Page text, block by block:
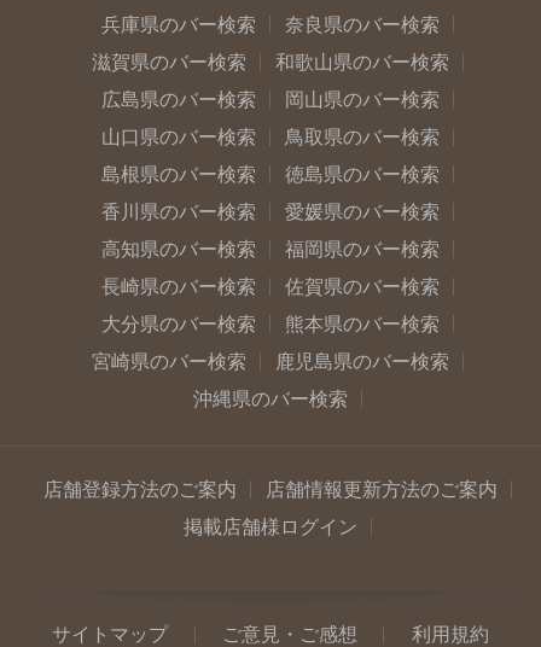
兵庫県のバー検索
奈良県のバー検索
滋賀県のバー検索
和歌山県のバー検索
広島県のバー検索
岡山県のバー検索
山口県のバー検索
鳥取県のバー検索
島根県のバー検索
徳島県のバー検索
香川県のバー検索
愛媛県のバー検索
高知県のバー検索
福岡県のバー検索
長崎県のバー検索
佐賀県のバー検索
大分県のバー検索
熊本県のバー検索
宮崎県のバー検索
鹿児島県のバー検索
沖縄県のバー検索
店舗登録方法のご案内
店舗情報更新方法のご案内
掲載店舗様ログイン
サイトマップ ご意見・ご感想 利用規約